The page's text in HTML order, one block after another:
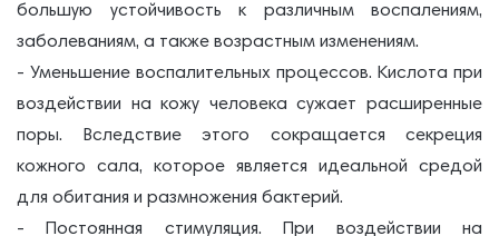
большую устойчивость к различным воспалениям,
заболеваниям, а также возрастным изменениям.
- Уменьшение воспалительных процессов. Кислота при
воздействии на кожу человека сужает расширенные
поры. Вследствие этого сокращается секреция
кожного сала, которое является идеальной средой
для обитания и размножения бактерий.
- Постоянная стимуляция. При воздействии на